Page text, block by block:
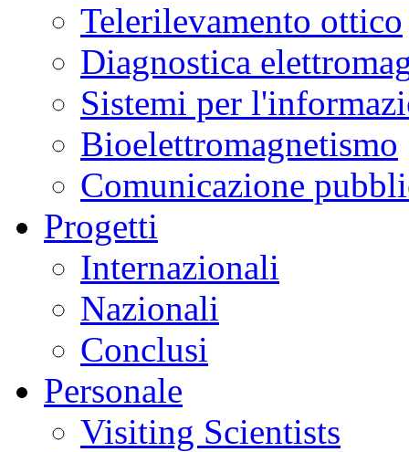
Telerilevamento ottico
Diagnostica
Sistemi per
Bioelettromagnetismo
Comunicazione
Progetti
Internazionali
Nazionali
Conclusi
Personale
Visiting Scientists